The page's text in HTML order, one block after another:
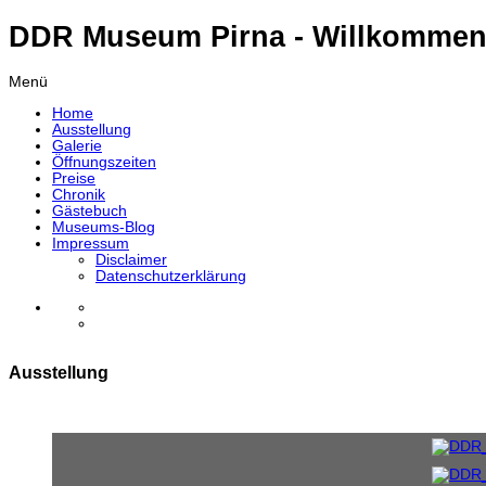
DDR Museum Pirna -
Menü
Home
Ausstellung
Galerie
Öffnungszeiten
Preise
Chronik
Gästebuch
Museums-Blog
Impressum
Disclaimer
Datenschutzerklärung
Ausstellung